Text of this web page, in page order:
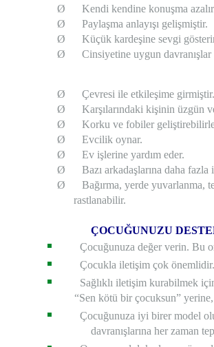
Ø
Kendi kendine konuşma
Ø
Paylaşma anlayışı gelişmiştir.
Ø
Küçük kardeşine sevgi
Ø
Cinsiyetine uygun davranışlar
Ø
Çevresi ile etkileşime girmiştir.
Ø
Karşılarındaki kişinin üzgün
Ø
Korku ve fobiler
Ø
Evcilik oynar.
Ø
Ev işlerine yardım eder.
Ø
Bazı arkadaşlarına daha fazla
Ø
Bağırma, yerde yuvarlanma,
rastlanabilir.
ÇOCUĞUNUZU
Çocuğunuza değer verin. Bu
Çocukla iletişim çok önemlidir.
Sağlıklı iletişim kurabilmek
“Sen kötü bir çocuksun”
Çocuğunuza iyi birer model
davranışlarına her zaman